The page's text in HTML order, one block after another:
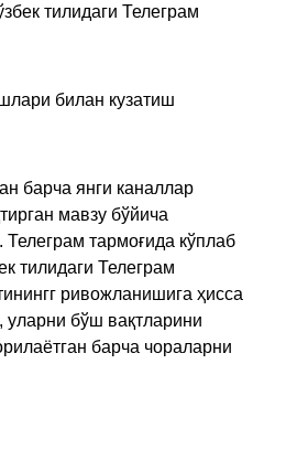
тилидаги Телеграм
билан кузатиш
барча янги каналлар
мавзу бўйича
тармоғида кўплаб
тилидаги Телеграм
ривожланишига ҳисса
бўш вақтларини
барча чораларни